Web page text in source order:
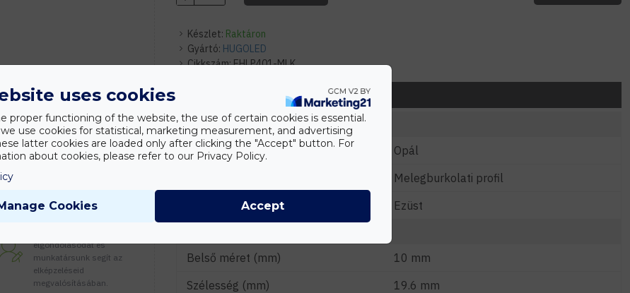
elgondolásodat és
munkatársunk segít az
elképzeléseid
megvalósításában.
Készlet: Raktáron
Gyártó: HUGOLED
Cikkszám:EHLP401-MLK
Leírás
JELLEMZŐK
Fedél színe
Opál
Melegburkolati profil
Ezüst
Belső méret (mm)
10 mm
Szélesség (mm)
19.6 mm
uses cookies
proper functioning of the website, the use of certain cookies is essential.
use cookies for statistical, marketing measurement, and advertising
latter cookies are loaded only after clicking the "Accept" button. For
about cookies, please refer to our Privacy Policy.
Cookies Accept